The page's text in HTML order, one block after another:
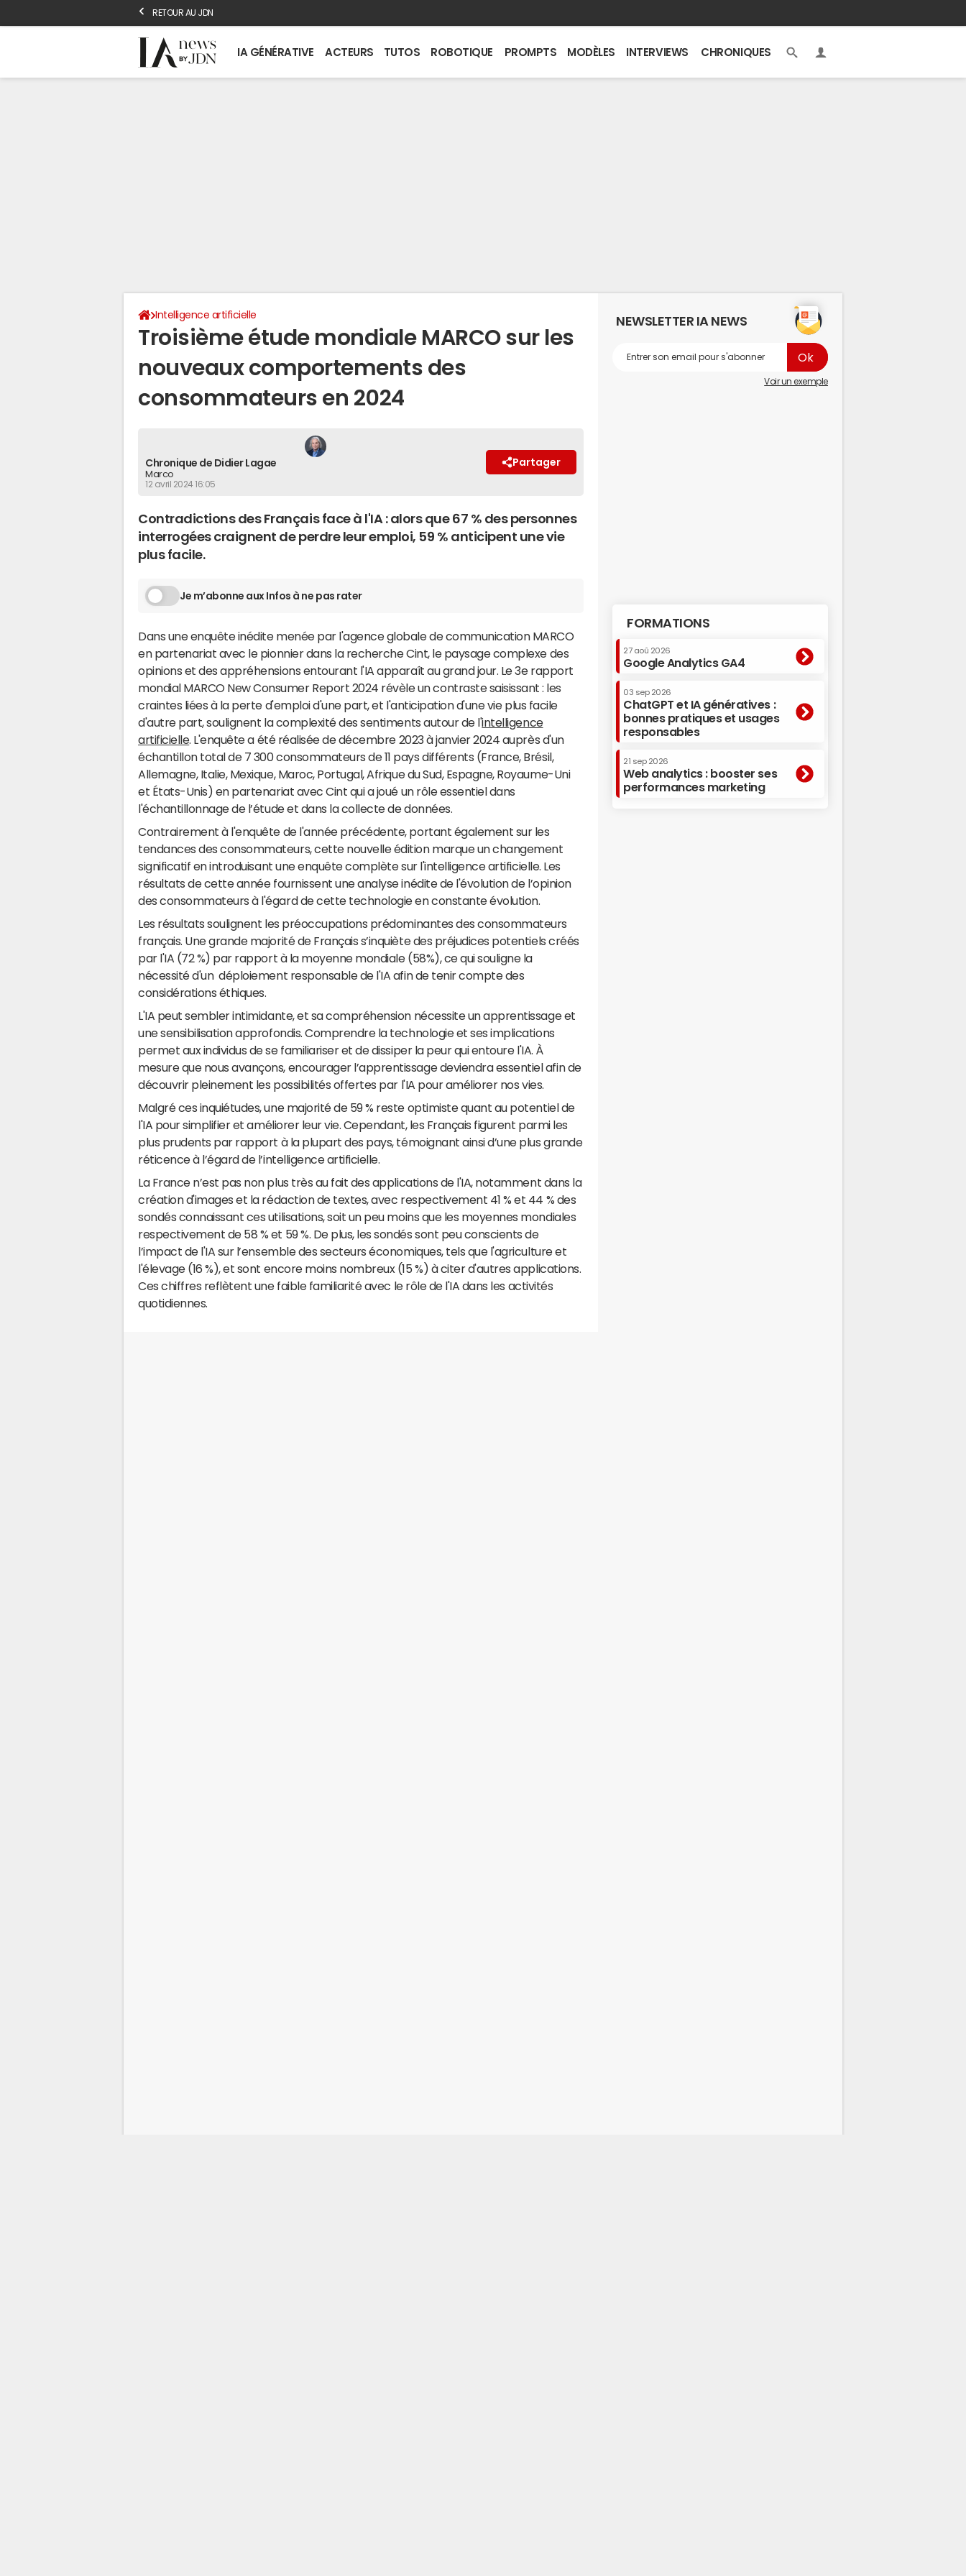
RETOUR AU JDN
IA GÉNÉRATIVE ACTEURS TUTOS ROBOTIQUE PROMPTS MODÈLES INTERVIEWS CHRONIQUES
Intelligence artificielle
Troisième étude mondiale MARCO sur les
nouveaux comportements des
consommateurs en 2024
Chronique de Didier Lagae
Marco
12 avril 2024 16:05
Partager
Contradictions des Français face à l'IA : alors que 67 % des personnes
interrogées craignent de perdre leur emploi, 59 % anticipent une vie
plus facile.
Je m’abonne aux Infos à ne pas rater
Dans une enquête inédite menée par l'agence globale de communication MARCO
en partenariat avec le pionnier dans la recherche Cint, le paysage complexe des
opinions et des appréhensions entourant l'IA apparaît au grand jour. Le 3e rapport
mondial MARCO New Consumer Report 2024 révèle un contraste saisissant : les
craintes liées à la perte d'emploi d'une part, et l'anticipation d'une vie plus facile
d'autre part, soulignent la complexité des sentiments autour de l'intelligence
artificielle. L'enquête a été réalisée de décembre 2023 à janvier 2024 auprès d'un
échantillon total de 7 300 consommateurs de 11 pays différents (France, Brésil,
Allemagne, Italie, Mexique, Maroc, Portugal, Afrique du Sud, Espagne, Royaume-Uni
et États-Unis) en partenariat avec Cint qui a joué un rôle essentiel dans
l'échantillonnage de l’étude et dans la collecte de données.
Contrairement à l'enquête de l'année précédente, portant également sur les
tendances des consommateurs, cette nouvelle édition marque un changement
significatif en introduisant une enquête complète sur l'intelligence artificielle. Les
résultats de cette année fournissent une analyse inédite de l'évolution de l’opinion
des consommateurs à l'égard de cette technologie en constante évolution.
Les résultats soulignent les préoccupations prédominantes des consommateurs
français. Une grande majorité de Français s’inquiète des préjudices potentiels créés
par l'IA (72 %) par rapport à la moyenne mondiale (58%), ce qui souligne la
nécessité d'un déploiement responsable de l'IA afin de tenir compte des
considérations éthiques.
L'IA peut sembler intimidante, et sa compréhension nécessite un apprentissage et
une sensibilisation approfondis. Comprendre la technologie et ses implications
permet aux individus de se familiariser et de dissiper la peur qui entoure l'IA. À
mesure que nous avançons, encourager l’apprentissage deviendra essentiel afin de
découvrir pleinement les possibilités offertes par l'IA pour améliorer nos vies.
Malgré ces inquiétudes, une majorité de 59 % reste optimiste quant au potentiel de
l'IA pour simplifier et améliorer leur vie. Cependant, les Français figurent parmi les
plus prudents par rapport à la plupart des pays, témoignant ainsi d’une plus grande
réticence à l’égard de l’intelligence artificielle.
La France n’est pas non plus très au fait des applications de l'IA, notamment dans la
création d'images et la rédaction de textes, avec respectivement 41 % et 44 % des
sondés connaissant ces utilisations, soit un peu moins que les moyennes mondiales
respectivement de 58 % et 59 %. De plus, les sondés sont peu conscients de
l’impact de l'IA sur l’ensemble des secteurs économiques, tels que l'agriculture et
l'élevage (16 %), et sont encore moins nombreux (15 %) à citer d'autres applications.
Ces chiffres reflètent une faible familiarité avec le rôle de l'IA dans les activités
quotidiennes.
NEWSLETTER IA NEWS
Voir un exemple
FORMATIONS
27 aoû 2026
Google Analytics GA4
03 sep 2026
ChatGPT et IA génératives :
bonnes pratiques et usages
responsables
21 sep 2026
Web analytics : booster ses
performances marketing